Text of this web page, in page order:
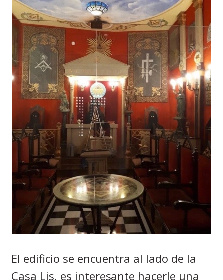
El edificio se encuentra al lado de la
Casa Lis, es interesante hacerle una